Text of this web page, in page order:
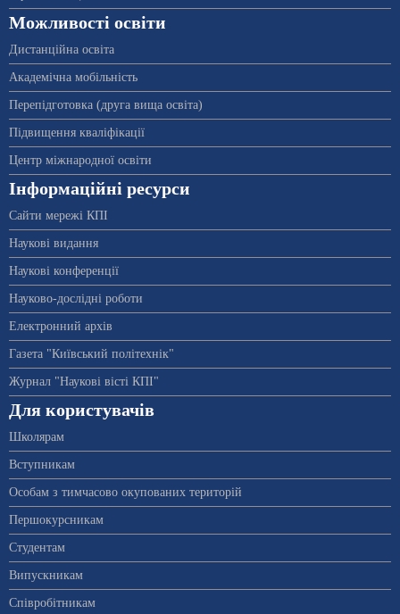
Можливості освіти
Дистанційна освіта
Академічна мобільність
Перепідготовка (друга вища освіта)
Підвищення кваліфікації
Центр міжнародної освіти
Інформаційні ресурси
Сайти мережі КПІ
Наукові видання
Наукові конференції
Науково-дослідні роботи
Електронний архів
Газета "Київський політехнік"
Журнал "Наукові вісті КПІ"
Для користувачів
Школярам
Вступникам
Особам з тимчасово окупованих територій
Першокурсникам
Студентам
Випускникам
Співробітникам